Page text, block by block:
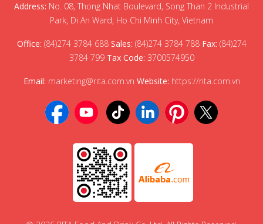
Address: No. 08, Thong Nhat Boulevard, Song Than 2 Industrial
Park, Di An Ward, Ho Chi Minh City, Vietnam
Office: (84)274 3784 688 Sales: (84)274 3784 788 Fax: (84)274
3784 799 Tax Code: 3700574950
Email: marketing@rita.com.vn Website: https://rita.com.vn